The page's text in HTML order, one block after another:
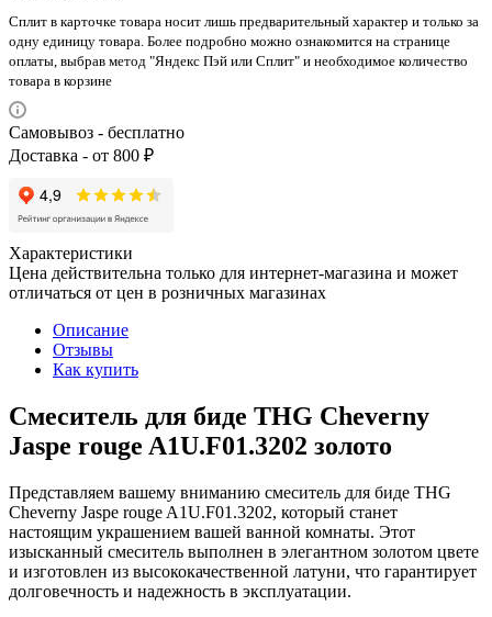
Сплит в карточке товара носит лишь предварительный характер и только за
одну единицу товара. Более подробно можно ознакомится на странице
оплаты, выбрав метод "Яндекс Пэй или Сплит" и необходимое количество
товара в корзине
Самовывоз - бесплатно
Доставка - от 800 ₽
Характеристики
Цена действительна только для интернет-магазина и может
отличаться от цен в розничных магазинах
Описание
Отзывы
Как купить
Смеситель для биде THG Cheverny
Jaspe rouge A1U.F01.3202 золото
Представляем вашему вниманию смеситель для биде THG
Cheverny Jaspe rouge A1U.F01.3202, который станет
настоящим украшением вашей ванной комнаты. Этот
изысканный смеситель выполнен в элегантном золотом цвете
и изготовлен из высококачественной латуни, что гарантирует
долговечность и надежность в эксплуатации.